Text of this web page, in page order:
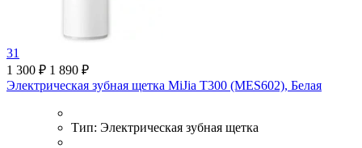
31
1 300 ₽ 1 890 ₽
Электрическая зубная щетка MiJia T300 (MES602), Белая
Тип: Электрическая зубная щетка